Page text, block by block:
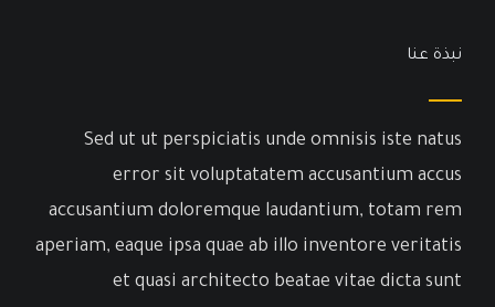
نبذة عنا
Sed ut ut perspiciatis unde omnisis iste natus
error sit voluptatatem accusantium accus
accusantium doloremque laudantium, totam rem
aperiam, eaque ipsa quae ab illo inventore veritatis
et quasi architecto beatae vitae dicta sunt